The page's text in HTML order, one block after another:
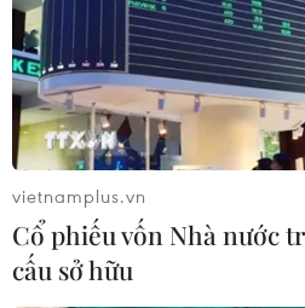
TIN CÙNG CHUYÊN MỤC
Tấn công gây nhiều thương
Nga và Ukraine
vietnamplus.vn
Cổ phiếu vốn Nhà nước
cấu sở hữu